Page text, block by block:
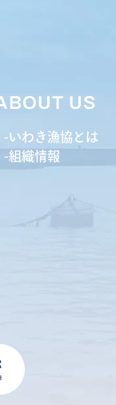
US
いわき漁協とは
組織情報